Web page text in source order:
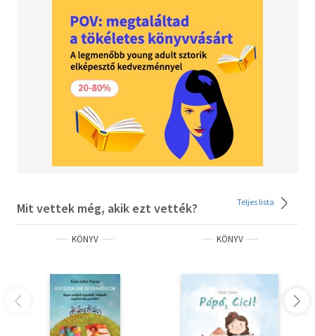
Mit vettek még, akik ezt vették? Teljes lista
KÖNYV KÖNYV